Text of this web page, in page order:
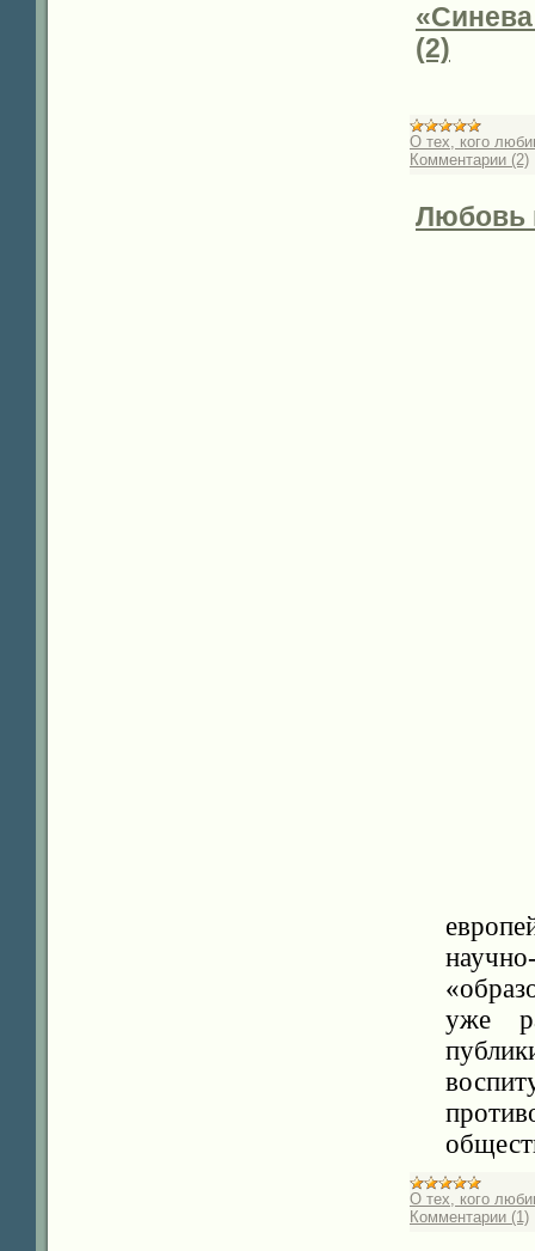
(2)
О тех, кого
Комментарии (2)
Любовь
уже
О тех, кого
Комментарии (1)